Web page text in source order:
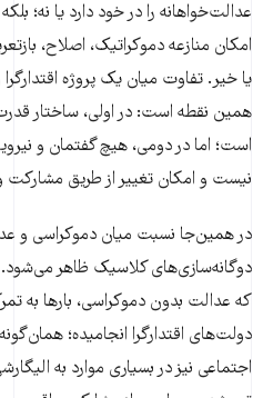
عدالت‌خواهانه را در خود دارد یا نه؛
امکان منازعه دموکراتیک، اصلاح،
یا خیر. تفاوت میان یک پروژه
همین نقطه است: در اولی، ساختار
است؛ اما در دومی، هیچ گفتمان و
نیست و امکان تغییر از طریق
در همین‌جا نسبت میان دموکراسی و
دوگانه‌سازی‌های کلاسیک ظاهر
که عدالت بدون دموکراسی، بارها به
دولت‌های اقتدارگرا انجامیده؛
اجتماعی نیز در بسیاری موارد به